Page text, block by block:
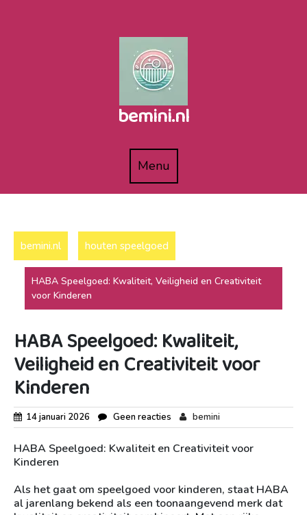
bemini.nl
MenuMenu
bemini.nl houten speelgoed
HABA Speelgoed: Kwaliteit, Veiligheid en Creativiteit
voor Kinderen
HABA Speelgoed: Kwaliteit,
Veiligheid en Creativiteit voor
Kinderen
14 januari 2026 Geen reacties bemini
HABA Speelgoed: Kwaliteit en Creativiteit voor
Kinderen
Als het gaat om speelgoed voor kinderen, staat HABA
al jarenlang bekend als een toonaangevend merk dat